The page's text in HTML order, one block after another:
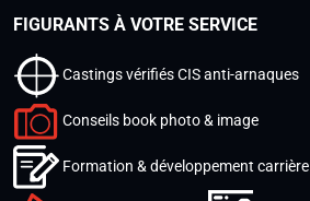
FIGURANTS À VOTRE SERVICE
Castings vérifiés CIS anti-arnaques
Conseils book photo & image
Formation & développement carrière